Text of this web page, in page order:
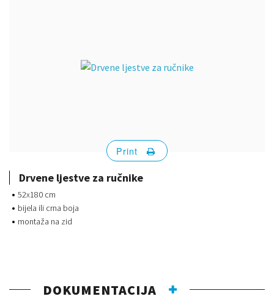
Drvene ljestve za ručnike
52x180 cm
bijela ili crna boja
montaža na zid
Print
DOKUMENTACIJA